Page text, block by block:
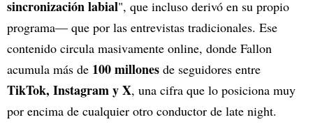
sincronización labial", que incluso derivó en su propio
programa— que por las entrevistas tradicionales. Ese
contenido circula masivamente online, donde Fallon
acumula más de 100 millones de seguidores entre
TikTok, Instagram y X, una cifra que lo posiciona muy
por encima de cualquier otro conductor de late night.